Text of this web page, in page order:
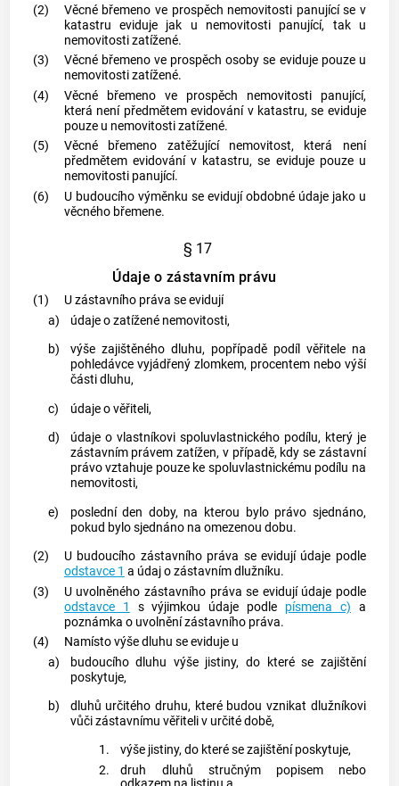
(2)
Věcné břemeno ve prospěch nemovitosti panující se v
katastru eviduje jak u nemovitosti panující, tak u
nemovitosti zatížené.
(3)
Věcné břemeno ve prospěch osoby se eviduje pouze u
nemovitosti zatížené.
(4)
Věcné břemeno ve prospěch nemovitosti panující,
která není předmětem evidování v katastru, se eviduje
pouze u nemovitosti zatížené.
(5)
Věcné břemeno zatěžující nemovitost, která není
předmětem evidování v katastru, se eviduje pouze u
nemovitosti panující.
(6)
U budoucího výměnku se evidují obdobné údaje jako u
věcného břemene.
§ 17
Údaje o zástavním právu
(1)
U zástavního práva se evidují
a)
údaje o zatížené nemovitosti,
b)
výše zajištěného dluhu, popřípadě podíl věřitele na
pohledávce vyjádřený zlomkem, procentem nebo výší
části dluhu,
c)
údaje o věřiteli,
d)
údaje o vlastníkovi spoluvlastnického podílu, který je
zástavním právem zatížen, v případě, kdy se zástavní
právo vztahuje pouze ke spoluvlastnickému podílu na
nemovitosti,
e)
poslední den doby, na kterou bylo právo sjednáno,
pokud bylo sjednáno na omezenou dobu.
(2)
U budoucího zástavního práva se evidují údaje podle
odstavce 1 a údaj o zástavním dlužníku.
(3)
U uvolněného zástavního práva se evidují údaje podle
odstavce 1
s výjimkou údaje podle písmena c) a
poznámka o uvolnění zástavního práva.
(4)
Namísto výše dluhu se eviduje u
a)
budoucího dluhu výše jistiny, do které se zajištění
poskytuje,
b)
dluhů určitého druhu, které budou vznikat dlužníkovi
vůči zástavnímu věřiteli v určité době,
1.
výše jistiny, do které se zajištění poskytuje,
2.
druh dluhů stručným popisem nebo